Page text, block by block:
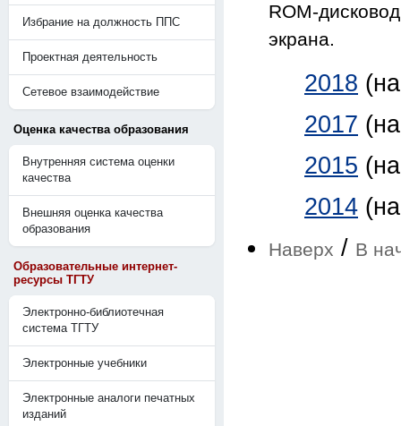
Избрание на должность ППС
Проектная деятельность
Сетевое взаимодействие
Оценка качества образования
Внутренняя система оценки
качества
Внешняя оценка качества
образования
Образовательные интернет-
ресурсы ТГТУ
Электронно-библиотечная
система ТГТУ
Электронные учебники
Электронные аналоги печатных
изданий
ROM-
экрана.
2018
2017
2015
2014
Наверх / В